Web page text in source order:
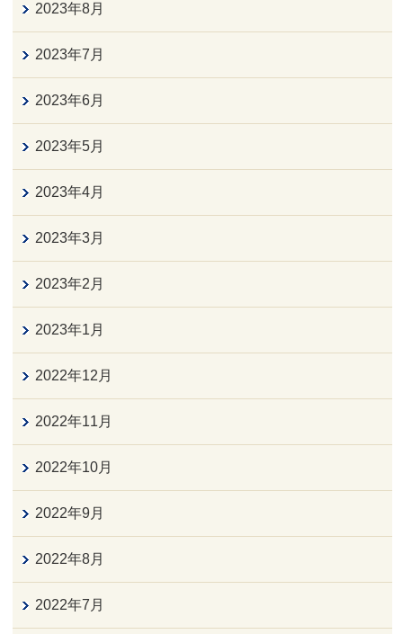
2023年8月
2023年7月
2023年6月
2023年5月
2023年4月
2023年3月
2023年2月
2023年1月
2022年12月
2022年11月
2022年10月
2022年9月
2022年8月
2022年7月